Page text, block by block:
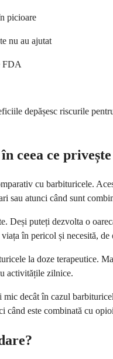
picioare
nu au ajutat
FDA
depășesc riscurile
ceea ce
cu barbituricele.
sau atunci când sunt
Deși puteți dezvolta o
în pericol și necesită, de
la doze
activitățile zilnice.
decât în cazul
este combinată cu